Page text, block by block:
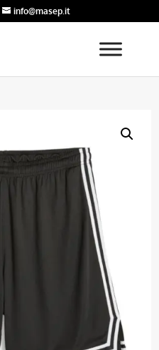
info@masep.it